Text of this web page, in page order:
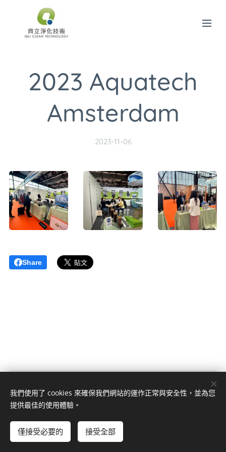
2023 Aquatech
Amsterdam
2023-11-06
Share
語言
中文 (繁體)
我們使用了 cookies 來確保我們網站的運作正常與安全性，並為您
提供最佳的使用體驗。
僅接受必要的 接受全部